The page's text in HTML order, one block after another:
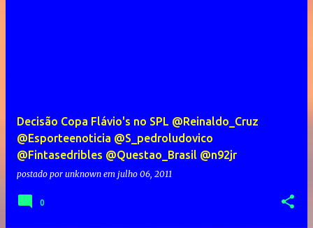
Decisão Copa Flávio's no SPL @Reinaldo_Cruz
@Esporteenoticia @S_pedroludovico
@Fintasedribles @Questao_Brasil @n92jr
postado por unknown em julho 06, 2011
0